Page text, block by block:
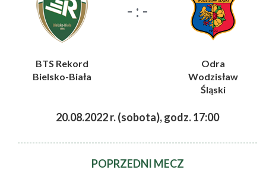
- : -
BTS Rekord
Bielsko-Biała
Odra
Wodzisław
Śląski
20.08.2022 r. (sobota), godz. 17:00
POPRZEDNI MECZ